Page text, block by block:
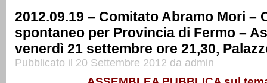
2012.09.19 – Comitato Abramo Mori –
spontaneo per Provincia di Fermo –
venerdì 21 settembre ore 21,30,
Pubblicato il 20 Settembre 2012 da admin